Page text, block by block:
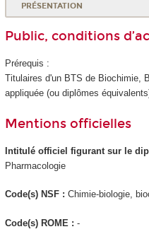
PRÉSENTATION
Public, conditions
Prérequis :
Titulaires d'un BTS de Biochimie,
appliquée (ou diplômes
Mentions officielles
Intitulé officiel figurant sur le
Pharmacologie
Code(s) NSF : Chimie-biologie,
Code(s) ROME : -